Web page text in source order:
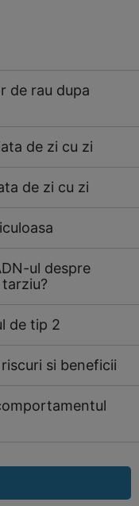
de rau dupa
de zi cu zi
de zi cu zi
ul despre
de tip 2
si beneficii